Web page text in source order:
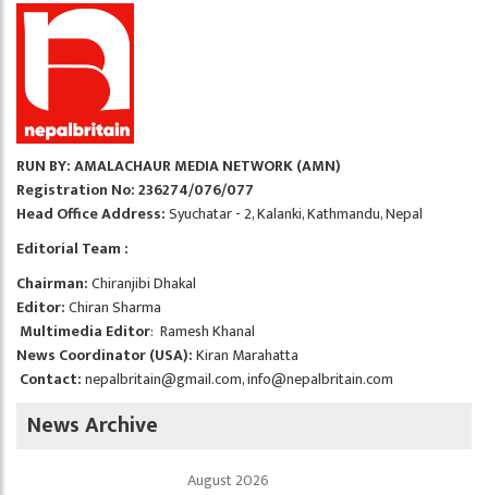
RUN BY: AMALACHAUR MEDIA NETWORK (AMN)
Registration No: 236274/076/077
Head Office Address:Syuchatar - 2, Kalanki, Kathmandu, Nepal
Editorial Team :
Chairman:Chiranjibi Dhakal
Editor:Chiran Sharma
Multimedia Editor: Ramesh Khanal
News Coordinator (USA):Kiran Marahatta
Contact:nepalbritain@gmail.com,info@nepalbritain.com
News Archive
August 2026